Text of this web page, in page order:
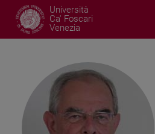
Università
Ca' Foscari
Venezia